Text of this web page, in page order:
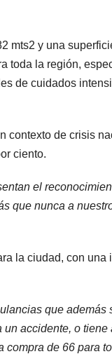
mts2 y una
toda la región,
de cuidados
contexto de crisis
ciento.
el
que nunca a
la ciudad, con una
que además
accidente, o
de 66 para